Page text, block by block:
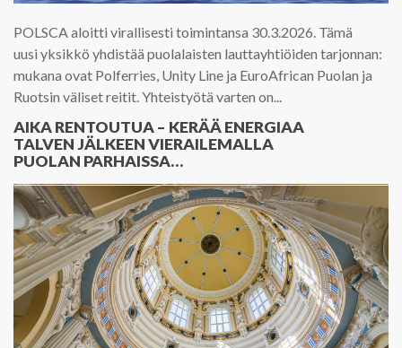
POLSCA aloitti virallisesti toimintansa 30.3.2026. Tämä
uusi yksikkö yhdistää puolalaisten lauttayhtiöiden tarjonnan:
mukana ovat Polferries, Unity Line ja EuroAfrican Puolan ja
Ruotsin väliset reitit. Yhteistyötä varten on...
AIKA RENTOUTUA – KERÄÄ ENERGIAA
TALVEN JÄLKEEN VIERAILEMALLA
PUOLAN PARHAISSA